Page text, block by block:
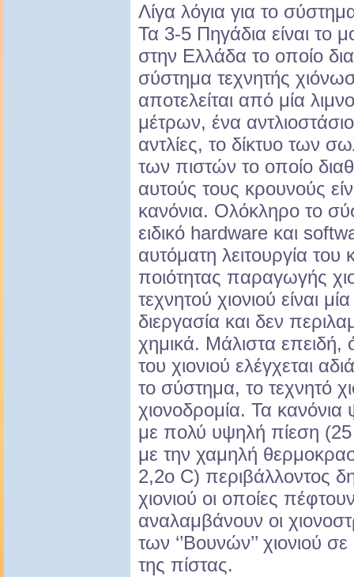
Λίγα λόγια για το
Τα 3-5 Πηγάδια είναι το
στην Ελλάδα το οποίο
σύστημα τεχνητής
αποτελείται από μία
μέτρων, ένα
αντλίες, το δίκτυο των
των πιστών το οποίο
αυτούς τους κρουνούς
κανόνια. Ολόκληρο το
ειδικό hardware και
αυτόματη λειτουργία του
ποιότητας παραγωγής
τεχνητού χιονιού είναι
διεργασία και δεν
χημικά. Μάλιστα
του χιονιού ελέγχεται
το σύστημα, το τεχνητό
χιονοδρομία. Τα
με πολύ υψηλή πίεση
με την χαμηλή
2,2ο C) περιβάλλοντος
χιονιού οι οποίες
αναλαμβάνουν οι
των ‘’Βουνών’’ χιονιού
της πίστας.